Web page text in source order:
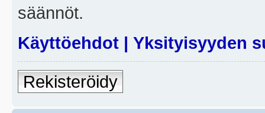
säännöt.
Käyttöehdot | Yksityisyyden
Rekisteröidy